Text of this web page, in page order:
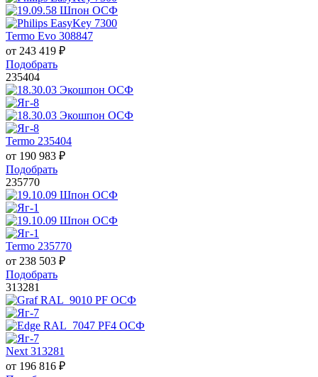
Termo Evo 308847
от 243 419 ₽
Подобрать
235404
Termo 235404
от 190 983 ₽
Подобрать
235770
Termo 235770
от 238 503 ₽
Подобрать
313281
Next 313281
от 196 816 ₽